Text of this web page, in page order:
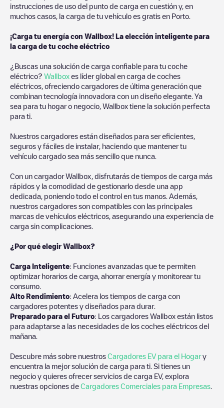
instrucciones de uso del punto de carga en cuestión y, en
muchos casos, la carga de tu vehículo es gratis en Porto
¡Carga tu energía con Wallbox! La elección inteligente para
la carga de tu coche eléctrico
¿Buscas una solución de carga confiable para tu coche
eléctrico? Wallbox es líder global en carga de coches
eléctricos, ofreciendo cargadores de última generación que
combinan tecnología innovadora con un diseño elegante. Ya
sea para tu hogar o negocio, Wallbox tiene la solución perfecta
para ti.
Nuestros cargadores están diseñados para ser eficientes,
seguros y fáciles de instalar, haciendo que mantener tu
vehículo cargado sea más sencillo que nunca.
Con un cargador Wallbox, disfrutarás de tiempos de carga más
rápidos y la comodidad de gestionarlo desde una app
dedicada, poniendo todo el control en tus manos. Además,
nuestros cargadores son compatibles con las principales
marcas de vehículos eléctricos, asegurando una experiencia de
carga sin complicaciones.
¿Por qué elegir Wallbox?
Carga Inteligente: Funciones avanzadas que te permiten
optimizar horarios de carga, ahorrar energía y monitorear tu
consumo.
Alto Rendimiento: Acelera los tiempos de carga con
cargadores potentes y diseñados para durar.
Preparado para el Futuro: Los cargadores Wallbox están listos
para adaptarse a las necesidades de los coches eléctricos del
mañana.
Descubre más sobre nuestros Cargadores EV para el Hogary
encuentra la mejor solución de carga para ti. Si tienes un
negocio y quieres ofrecer servicios de carga EV, explora
nuestras opciones de Cargadores Comerciales para Empresas